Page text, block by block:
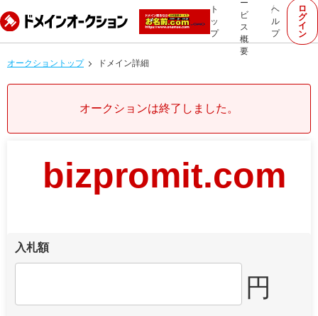
ト
ッ
プ
ー
ビ
ス
概
要
ヘ
ル
プ
ロ
グ
イ
ン
オークショントップ ドメイン詳細
オークションは終了しました。
bizpromit.com
入札額
円